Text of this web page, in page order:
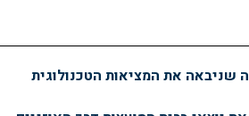
שניבאה את המציאות הטכנולוגית